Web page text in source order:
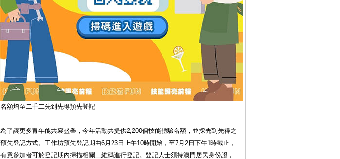
名額增至二千二先到先得預先登記
為了讓更多青年能共襄盛舉，今年活動共提供2,200個技能體驗名額，並採先到先得之
預先登記方式。工作坊預先登記期由6月23日上午10時開始，至7月2日下午1時截止，
有意參加者可於登記期內掃描相關二維碼進行登記。登記人士須持澳門居民身份證，